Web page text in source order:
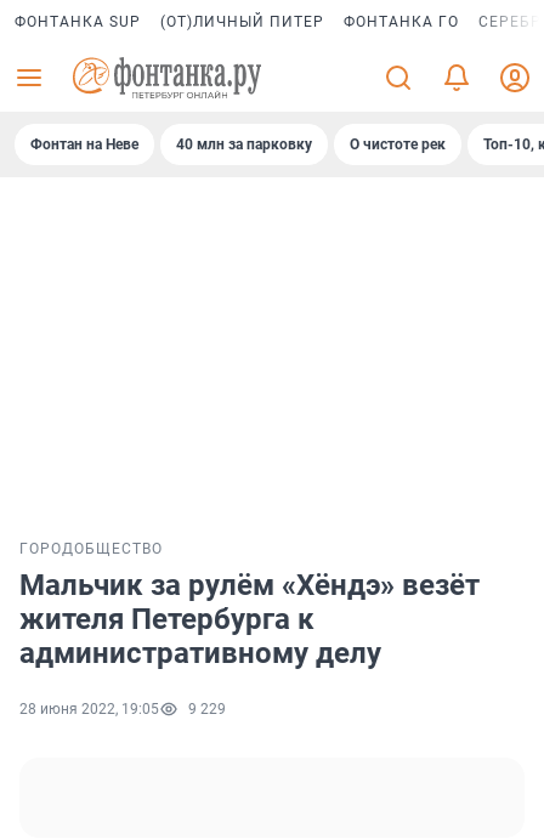
ФОНТАНКА SUP (ОТ)ЛИЧНЫЙ ПИТЕР ФОНТАНКА ГО
Фонтан на Неве 40 млн за парковку О чистоте рек Топ-10,
ГОРОДОБЩЕСТВО
Мальчик за рулём «Хёндэ» везёт
жителя Петербурга к
административному делу
28 июня 2022, 19:05 9 229